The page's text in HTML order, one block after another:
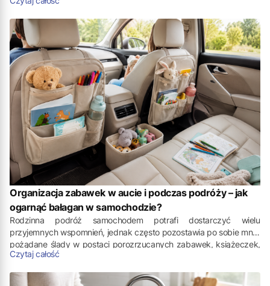
straciło swoje walory już po kilkudziesięciu godzinach, generuje
więc dziwnego, że coraz większą popularnością cieszą się
pojemniki próżniowe do żywności, które mają pomagać w
zachowaniu świeżości produktów przez dłuższy czas. Czy jednak
rzeczywiście spełniają pokładane w nich oczekiwania?
Organizacja zabawek w aucie i podczas podróży – jak
ogarnąć bałagan w samochodzie?
Rodzinna podróż samochodem potrafi dostarczyć wielu
przyjemnych wspomnień, jednak często pozostawia po sobie mniej
pożądane ślady w postaci porozrzucanych zabawek, książeczek,
przekąsek i drobnych akcesoriów. Wystarczy kilka dłuższych tras,
szczęście istnieją sprawdzone sposoby, dzięki którym nie trzeba
Czytaj całość